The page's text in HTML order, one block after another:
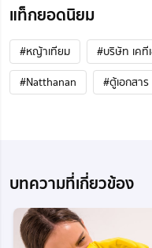
แท็กยอดนิยม
#หญ้าเทียม
#บริษัท เค
#Natthanan
#ตู้เอกสาร
บทความที่เกี่ยวข้อง